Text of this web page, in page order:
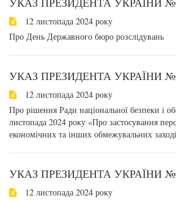
12 листопада 2024 року
Про День Державного бюро розслідувань
УКАЗ ПРЕЗИДЕНТА УКРАЇНИ
12 листопада 2024 року
Про рішення Ради національної безпеки і
листопада 2024 року «Про застосування
економічних та інших обмежувальних
УКАЗ ПРЕЗИДЕНТА УКРАЇНИ
12 листопада 2024 року